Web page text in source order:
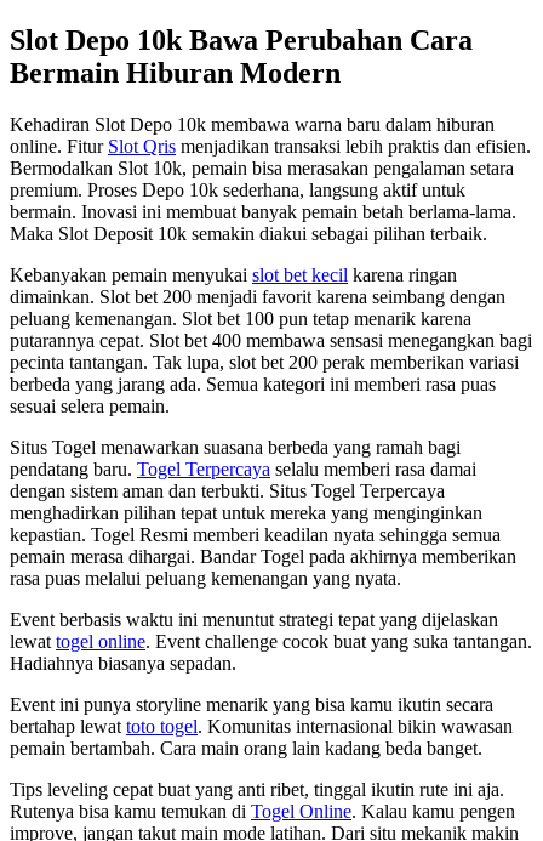
Slot Depo 10k Bawa Perubahan Cara
Bermain Hiburan Modern
Kehadiran Slot Depo 10k membawa warna baru dalam hiburan
online. Fitur Slot Qris menjadikan transaksi lebih praktis dan efisien.
Bermodalkan Slot 10k, pemain bisa merasakan pengalaman setara
premium. Proses Depo 10k sederhana, langsung aktif untuk
bermain. Inovasi ini membuat banyak pemain betah berlama-lama.
Maka Slot Deposit 10k semakin diakui sebagai pilihan terbaik.
Kebanyakan pemain menyukai slot bet kecil karena ringan
dimainkan. Slot bet 200 menjadi favorit karena seimbang dengan
peluang kemenangan. Slot bet 100 pun tetap menarik karena
putarannya cepat. Slot bet 400 membawa sensasi menegangkan bagi
pecinta tantangan. Tak lupa, slot bet 200 perak memberikan variasi
berbeda yang jarang ada. Semua kategori ini memberi rasa puas
sesuai selera pemain.
Situs Togel menawarkan suasana berbeda yang ramah bagi
pendatang baru. Togel Terpercaya selalu memberi rasa damai
dengan sistem aman dan terbukti. Situs Togel Terpercaya
menghadirkan pilihan tepat untuk mereka yang menginginkan
kepastian. Togel Resmi memberi keadilan nyata sehingga semua
pemain merasa dihargai. Bandar Togel pada akhirnya memberikan
rasa puas melalui peluang kemenangan yang nyata.
Event berbasis waktu ini menuntut strategi tepat yang dijelaskan
lewat togel online. Event challenge cocok buat yang suka tantangan.
Hadiahnya biasanya sepadan.
Event ini punya storyline menarik yang bisa kamu ikutin secara
bertahap lewat toto togel. Komunitas internasional bikin wawasan
pemain bertambah. Cara main orang lain kadang beda banget.
Tips leveling cepat buat yang anti ribet, tinggal ikutin rute ini aja.
Rutenya bisa kamu temukan di Togel Online. Kalau kamu pengen
improve, jangan takut main mode latihan. Dari situ mekanik makin